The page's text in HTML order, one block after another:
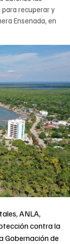
recuperar y
Ensenada, en
ANLA,
contra la
Gobernación de